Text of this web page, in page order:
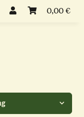
0,00 €